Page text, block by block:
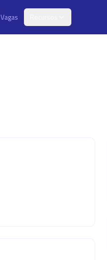
Vagas